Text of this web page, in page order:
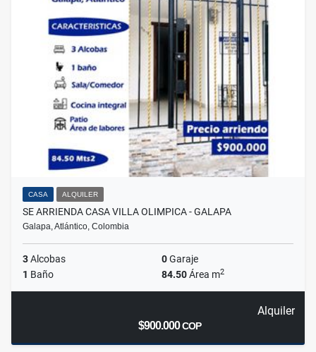
CASA ALQUILER
SE ARRIENDA CASA VILLA OLIMPICA - GALAPA
Galapa, Atlántico, Colombia
3Alcobas 0Garaje
1 Baño 84.50Área m2
Alquiler
$900.000COP